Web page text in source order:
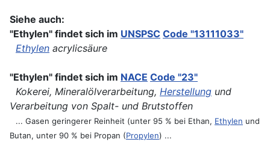
Siehe auch:
"Ethylen" findet sich im UNSPSC Code "13111033"
Ethylen acrylicsäure
"Ethylen" findet sich im NACE Code "23"
Kokerei, Mineralölverarbeitung, Herstellung und
Verarbeitung von Spalt- und Brutstoffen
... Gasen geringerer Reinheit (unter 95 % bei Ethan, Ethylen und
Butan, unter 90 % bei Propan (Propylen) ...